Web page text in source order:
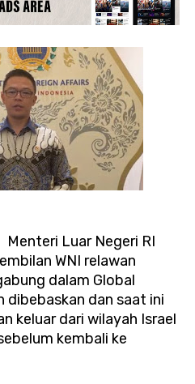
Luar Negeri RI
WNI relawan
dalam Global
dibebaskan dan saat ini
keluar dari wilayah Israel
kembali ke